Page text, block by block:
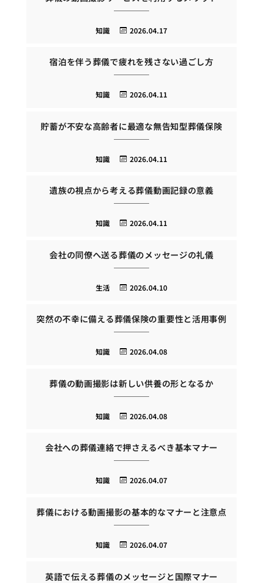
2026.04.17
知識
宿泊を伴う葬儀で疲れを残さない過ごし方
2026.04.11
知識
貯蓄が不安な高齢者に最適な無告知型葬儀保険
2026.04.11
知識
遺族の視点から考える葬儀動画記録の意義
2026.04.11
知識
会社の同僚へ送る葬儀のメッセージの礼儀
2026.04.10
生活
突然の不幸に備える葬儀保険の重要性と活用事例
2026.04.08
知識
葬儀の動画撮影は新しい供養の形となるか
2026.04.08
知識
会社への葬儀連絡で押さえるべき基本マナー
2026.04.07
知識
葬儀における動画撮影の基本的なマナーと注意点
2026.04.07
知識
英語で伝える葬儀のメッセージと国際マナー